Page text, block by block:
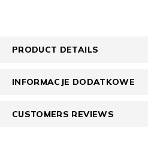
PRODUCT DETAILS
INFORMACJE DODATKOWE
CUSTOMERS REVIEWS